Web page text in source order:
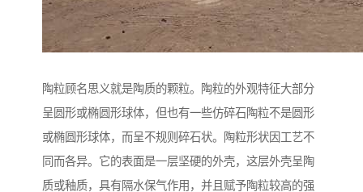
陶粒顾名思义就是陶质的颗粒。陶粒的外观特征大部分
呈圆形或椭圆形球体，但也有一些仿碎石陶粒不是圆形
或椭圆形球体，而呈不规则碎石状。陶粒形状因工艺不
同而各异。它的表面是一层坚硬的外壳，这层外壳呈陶
质或釉质，具有隔水保气作用，并且赋予陶粒较高的强